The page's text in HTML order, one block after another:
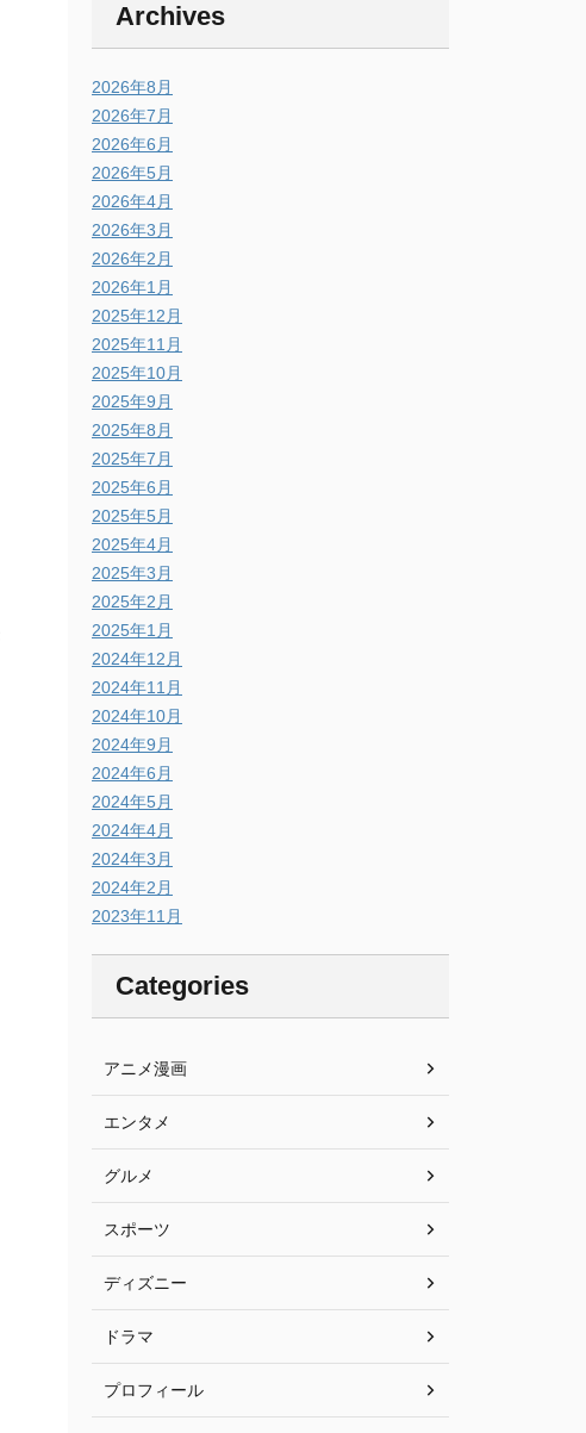
Archives
2026年8月
2026年7月
2026年6月
2026年5月
2026年4月
2026年3月
2026年2月
2026年1月
2025年12月
2025年11月
2025年10月
2025年9月
2025年8月
2025年7月
2025年6月
2025年5月
2025年4月
2025年3月
2025年2月
2025年1月
2024年12月
2024年11月
2024年10月
2024年9月
2024年6月
2024年5月
2024年4月
2024年3月
2024年2月
2023年11月
Categories
アニメ漫画
エンタメ
グルメ
スポーツ
ディズニー
ドラマ
プロフィール